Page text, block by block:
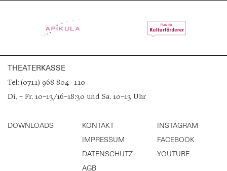
THEATERKASSE
Tel: (0711) 968 804 -110
Di. – Fr. 10–13/16–18:30 und Sa. 10–13 Uhr
DOWNLOADS
KONTAKT
IMPRESSUM
DATENSCHUTZ
AGB
INSTAGRAM
FACEBOOK
YOUTUBE